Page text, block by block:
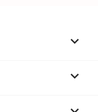

